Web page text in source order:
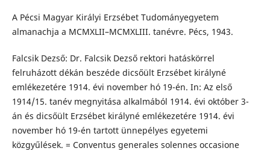
A Pécsi Magyar Királyi Erzsébet Tudományegyetem
almanachja a MCMXLII–MCMXLIII. tanévre. Pécs, 1943.
Falcsik Dezső: Dr. Falcsik Dezső rektori hatáskörrel
felruházott dékán beszéde dicsőült Erzsébet királyné
emlékezetére 1914. évi november hó 19-én. In: Az első
1914/15. tanév megnyitása alkalmából 1914. évi október 3-
án és dicsőült Erzsébet királyné emlékezetére 1914. évi
november hó 19-én tartott ünnepélyes egyetemi
közgyűlések. = Conventus generales solennes occasione